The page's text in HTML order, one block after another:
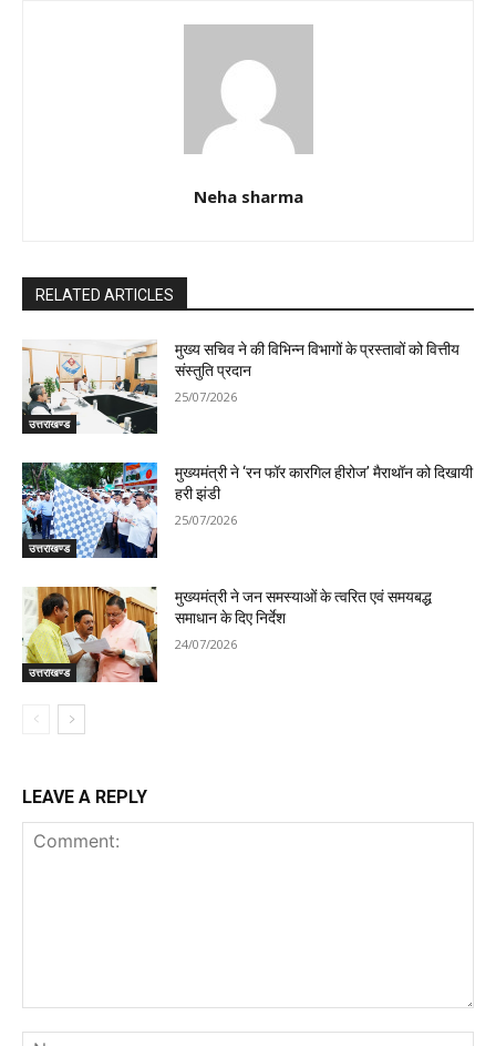
Neha sharma
RELATED ARTICLES
उत्तराखण्ड
मुख्य सचिव ने की विभिन्न विभागों के प्रस्तावों को वित्तीय
संस्तुति प्रदान
25/07/2026
उत्तराखण्ड
मुख्यमंत्री ने ‘रन फॉर कारगिल हीरोज’ मैराथॉन को दिखायी
हरी झंडी
25/07/2026
उत्तराखण्ड
मुख्यमंत्री ने जन समस्याओं के त्वरित एवं समयबद्ध
समाधान के दिए निर्देश
24/07/2026
LEAVE A REPLY